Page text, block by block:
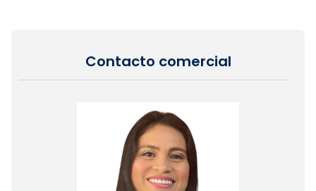
Contacto comercial